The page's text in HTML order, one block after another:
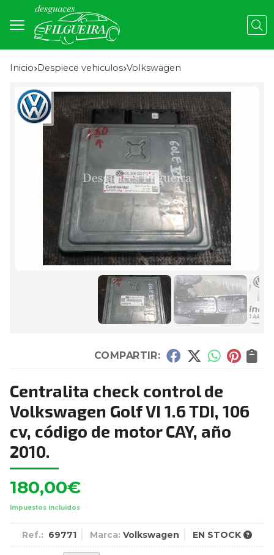
Inicio despiece vehiculos volkswagen
COMPARTIR:
Centralita check control de
Volkswagen Golf VI 1.6 TDI, 106
cv, código de motor CAY, año
2010.
180,00€
Impuestos incluidos
Ref.: 69771 Marca: Volkswagen EN STOCK